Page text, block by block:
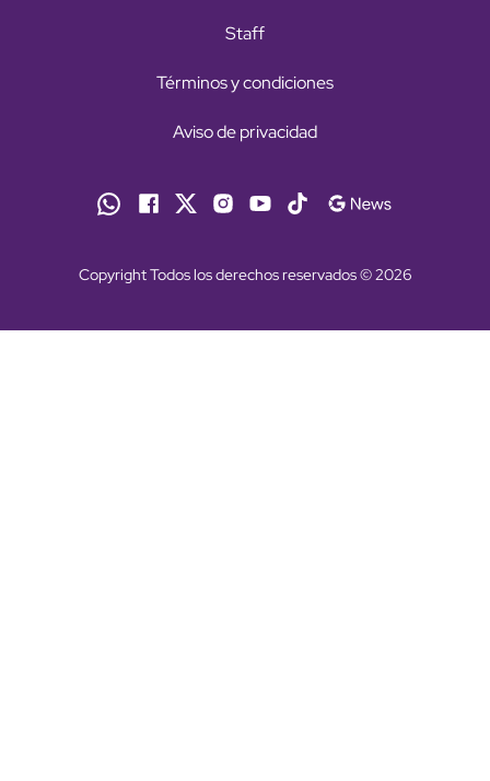
Staff
Términos y condiciones
Aviso de privacidad
Copyright Todos los derechos reservados © 2026